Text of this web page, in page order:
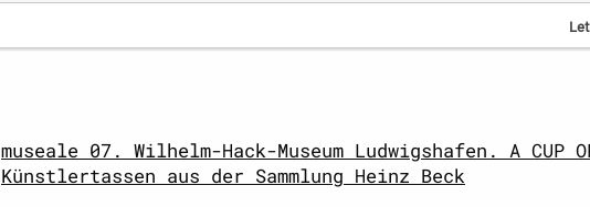
museale 07. Wilhelm-Hack-Museum Ludwigshafen. A CUP
Künstlertassen aus der Sammlung Heinz Beck